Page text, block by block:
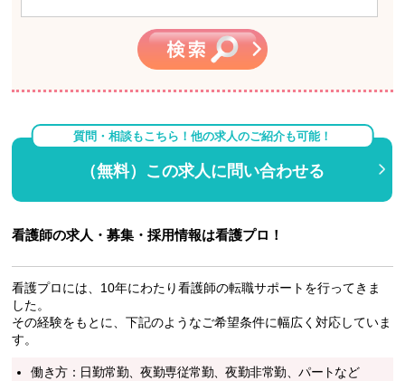
質問・相談もこちら！他の求人のご紹介も可能！
（無料）この求人に問い合わせる
看護師の求人・募集・採用情報は看護プロ！
看護プロには、10年にわたり看護師の転職サポートを行ってきま
した。
その経験をもとに、下記のようなご希望条件に幅広く対応していま
す。
働き方：日勤常勤、夜勤専従常勤、夜勤非常勤、パートなど